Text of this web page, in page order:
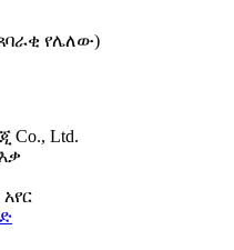
የሌለው)
Co., Ltd.